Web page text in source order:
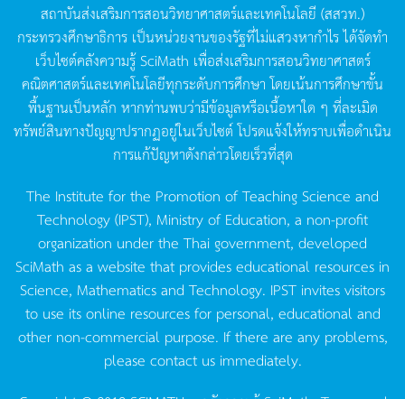
สถาบันส่งเสริมการสอนวิทยาศาสตร์และเทคโนโลยี (สสวท.)
กระทรวงศึกษาธิการ เป็นหน่วยงานของรัฐที่ไม่แสวงหากำไรได้จัดทำ
เว็บไซต์คลังความรู้SciMath เพื่อส่งเสริมการสอนวิทยาศาสตร์
คณิตศาสตร์และเทคโนโลยีทุกระดับการศึกษา โดยเน้นการศึกษาขั้น
พื้นฐานเป็นหลัก หากท่านพบว่ามีข้อมูลหรือเนื้อหาใด ๆ ที่ละเมิด
ทรัพย์สินทางปัญญาปรากฏอยู่ในเว็บไซต์โปรดแจ้งให้ทราบเพื่อดำเนิน
การแก้ปัญหาดังกล่าวโดยเร็วที่สุด
The Institute for the Promotion of Teaching Science and
Technology (IPST), Ministry of Education, a non-profit
organization under the Thai government, developed
SciMath as a website that provides educational resources in
Science, Mathematics and Technology. IPST invites visitors
to use its online resources for personal, educational and
other non-commercial purpose. If there are any problems,
please contact us immediately.